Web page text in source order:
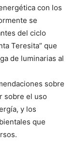
con los
se
del ciclo
Teresita” que
de luminarias al
sobre
sobre el uso
y los
que